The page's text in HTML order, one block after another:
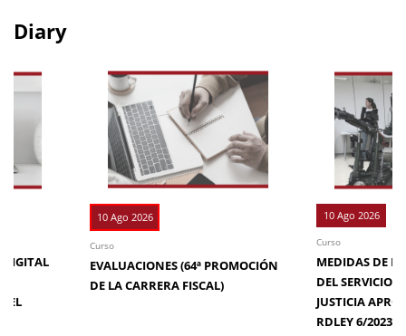
Diary
DIGITAL
EL
10 Ago 2026
Curso
EVALUACIONES (64ª PROMOCIÓN
DE LA CARRERA FISCAL)
10 Ago 2026
Curso
MEDIDAS DE
DEL SERVICIO
JUSTICIA
RDLEY 6/2023